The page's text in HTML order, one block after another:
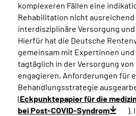
komplexeren Fällen eine
Rehabilitation nicht
interdisziplinäre Versorgung
Hierfür hat die Deutsche
gemeinsam mit Expertinnen
tagtäglich in der Versorgung
engagieren, Anforderungen für
Behandlungsstrategie
(Eckpunktepapier für die
bei Post-COVID-Syndrom
).